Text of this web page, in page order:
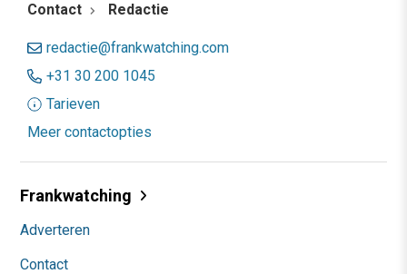
Contact Redactie
redactie@frankwatching.com
+31 30 200 1045
Tarieven
Meer contactopties
Frankwatching
Adverteren
Contact